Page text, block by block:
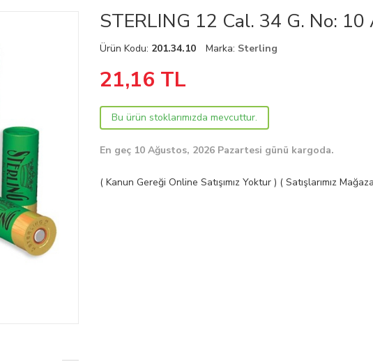
STERLING 12 Cal. 34 G. No: 10
Ürün Kodu: 201.34.10 Marka: Sterling
21,16 TL
Bu ürün stoklarımızda mevcuttur.
En geç 10 Ağustos, 2026 Pazartesi günü kargoda.
( Kanun Gereği Online Satışımız Yoktur ) ( Satışlarımız